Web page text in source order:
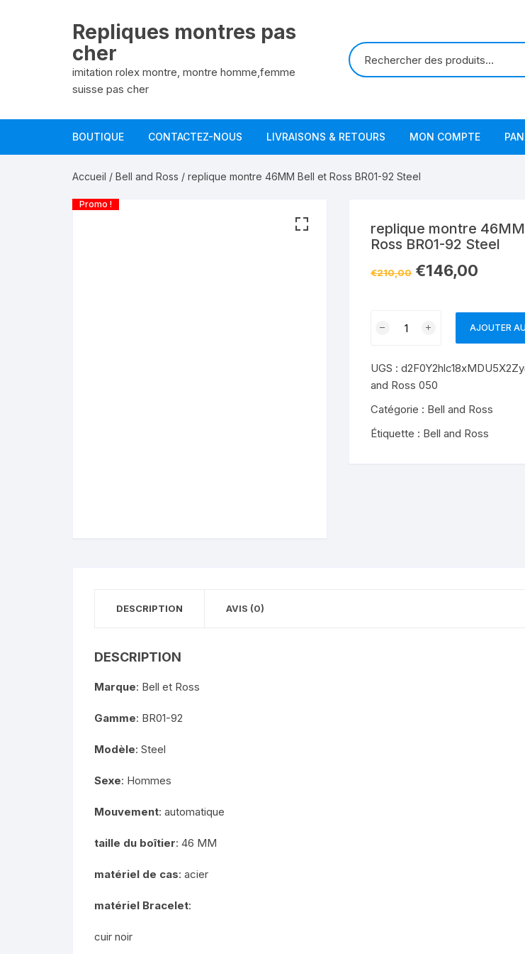
Repliques montres pas
cher
imitation rolex montre, montre homme,femme
suisse pas cher
BOUTIQUE CONTACTEZ-NOUS LIVRAISONS & RETOURS MON COMPTE
Accueil / Bell and Ross / replique montre 46MM Bell et Ross BR01-92 Steel
Promo !
replique montre
Ross BR01-92 Steel
€210,00 €146,00
montre
46MM
Bell
Ross
AJOUTER
UGS :
and Ross 050
Catégorie : Bell and Ross
Étiquette : Bell and Ross
DESCRIPTION AVIS (0)
DESCRIPTION
Marque: Bell et Ross
Gamme: BR01-92
Modèle: Steel
Sexe: Hommes
Mouvement: automatique
taille du boîtier: 46 MM
matériel de cas: acier
matériel Bracelet:
cuir noir